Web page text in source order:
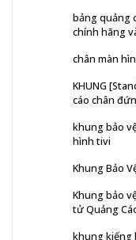
bảng quảng
chính hãng
chân màn
KHUNG
cáo chân
khung bảo
hình tivi
Khung Bảo
Khung bảo
tử Quảng
khung kiếng